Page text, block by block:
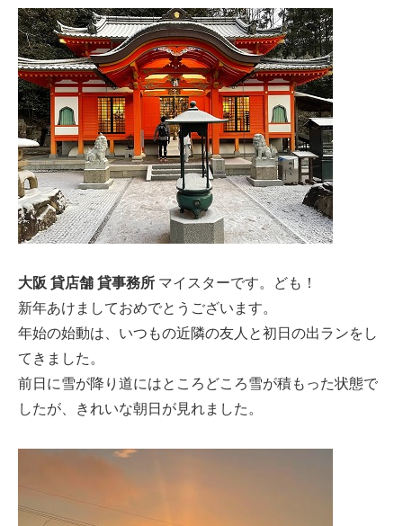
大阪 貸店舗 貸事務所 マイスターです。ども！
新年あけましておめでとうございます。
年始の始動は、いつもの近隣の友人と初日の出ランをし
てきました。
前日に雪が降り道にはところどころ雪が積もった状態で
したが、きれいな朝日が見れました。